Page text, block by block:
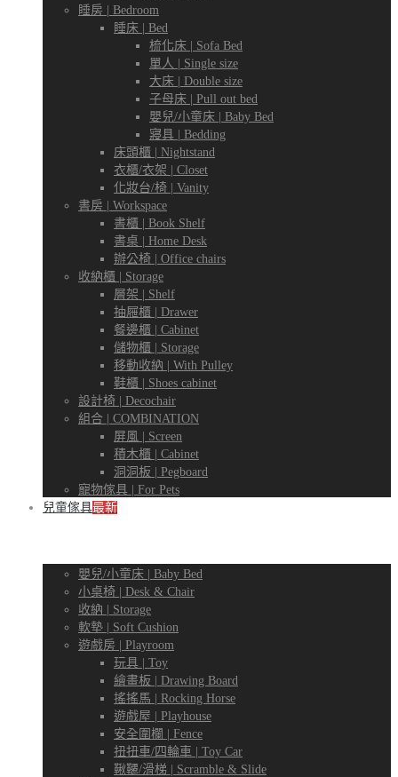
睡房 | Bedroom
睡床 | Bed
梳化床 | Sofa Bed
單人 | Single size
大床 | Double size
子母床 | Pull out bed
嬰兒/小童床 | Baby Bed
寢具 | Bedding
床頭櫃 | Nightstand
衣櫃/衣架 | Closet
化妝台/椅 | Vanity
書房 | Workspace
書櫃 | Book Shelf
書桌 | Home Desk
辦公椅 | Office chairs
收納櫃 | Storage
層架 | Shelf
抽屜櫃 | Drawer
餐邊櫃 | Cabinet
儲物櫃 | Storage
移動收納 | With Pulley
鞋櫃 | Shoes cabinet
設計椅 | Decochair
組合 | COMBINATION
屏風 | Screen
積木櫃 | Cabinet
洞洞板 | Pegboard
寵物傢具 | For Pets
兒童傢具最新
嬰兒/小童床 | Baby Bed
小桌椅 | Desk & Chair
收納 | Storage
軟墊 | Soft Cushion
遊戲房 | Playroom
玩具 | Toy
繪畫板 | Drawing Board
搖搖馬 | Rocking Horse
遊戲屋 | Playhouse
安全圍欄 | Fence
扭扭車/四輪車 | Toy Car
鞦韆/滑梯 | Scramble & Slide